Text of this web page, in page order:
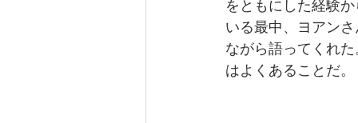
をともにした経験
いる最中、ヨアン
ながら語ってくれ
はよくあることだ。